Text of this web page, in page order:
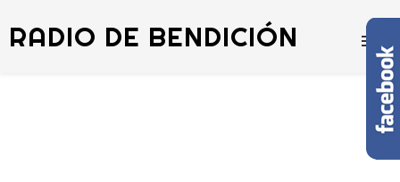
RADIO DE BENDICIÓN